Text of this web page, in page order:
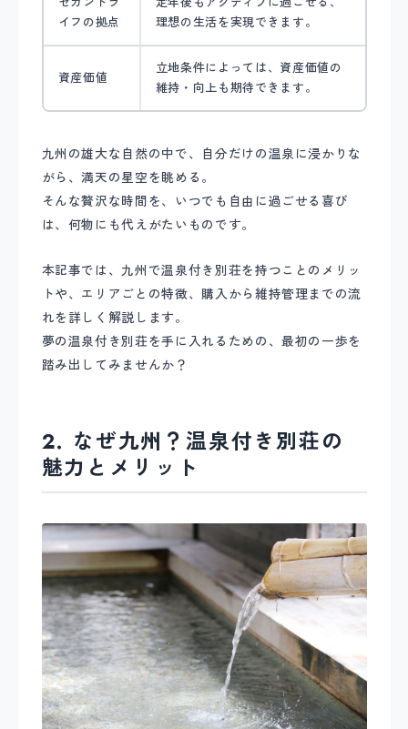
イフの拠点
理想の生活を実現できます。
資産価値
立地条件によっては、資産価値の
維持・向上も期待できます。
九州の雄大な自然の中で、自分だけの温泉に浸かりな
がら、満天の星空を眺める。
そんな贅沢な時間を、いつでも自由に過ごせる喜び
は、何物にも代えがたいものです。
本記事では、九州で温泉付き別荘を持つことのメリッ
トや、エリアごとの特徴、購入から維持管理までの流
れを詳しく解説します。
夢の温泉付き別荘を手に入れるための、最初の一歩を
踏み出してみませんか？
2. なぜ九州？温泉付き別荘の
魅力とメリット